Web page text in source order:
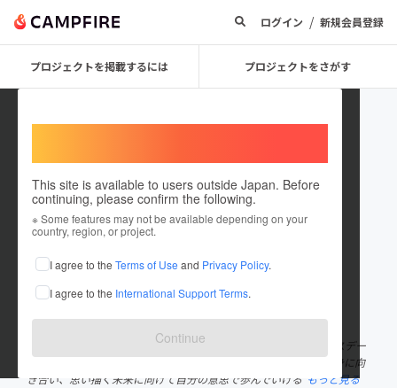
ログイン / 新規会員登録
プロジェクトを掲載するには プロジェクトをさがす
This site is available to users outside Japan. Before
continuing, please confirm the following.
※ Some features may not be available depending on your
country, region, or project.
I agree to the Terms of Use and Privacy Policy.
I agree to the International Support Terms.
Continue
yuukanakahara
これまでに3回支援して1件のプロジェクトを投稿しています
在住国：日本 現在地：京都府
出身国：日本 出身地：京都府
思い描く未来の自分を創造するランウェイショーイベント「バースデー
ランウェイ」主宰者です。バースデーランウェイを通して自分自身に向
き合い、思い描く未来に向けて自分の意思で歩んでいける もっと見る